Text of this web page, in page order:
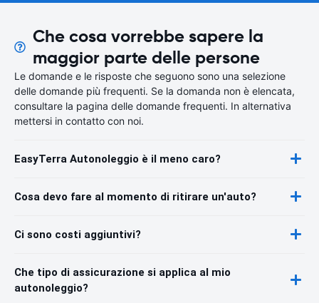
Che cosa vorrebbe sapere la
maggior parte delle persone
Le domande e le risposte che seguono sono una selezione
delle domande più frequenti. Se la domanda non è elencata,
consultare la pagina delle domande frequenti. In alternativa
mettersi in contatto con noi.
EasyTerra Autonoleggio è il meno caro?
Cosa devo fare al momento di ritirare un'auto?
Ci sono costi aggiuntivi?
Che tipo di assicurazione si applica al mio
autonoleggio?